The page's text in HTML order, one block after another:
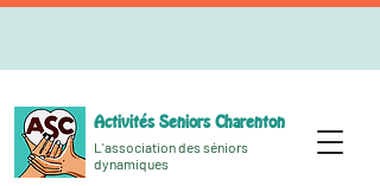
Activités Seniors Charenton
L'association des séniors
dynamiques